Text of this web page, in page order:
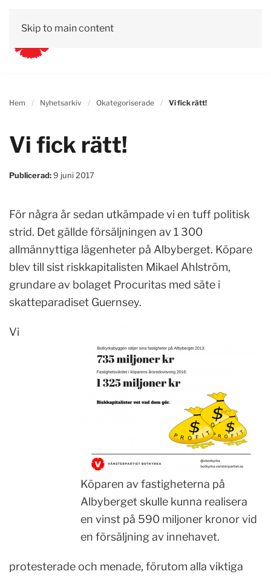
Skip to main content
Hem Nyhetsarkiv Okategoriserade Vi fick rätt!
Vi fick rätt!
Publicerad:9 juni 2017
För några år sedan utkämpade vi en tuff politisk
strid. Det gällde försäljningen av 1 300
allmännyttiga lägenheter på Albyberget. Köpare
blev till sist riskkapitalisten Mikael Ahlström,
grundare av bolaget Procuritas med säte i
skatteparadiset Guernsey.
Köparen av fastigheterna på
Albyberget skulle kunna realisera
en vinst på 590 miljoner kronor vid
en försäljning av innehavet.
Vi
protesterade och menade, förutom alla viktiga